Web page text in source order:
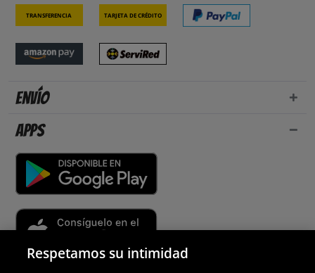
Transferencia Tarjeta de crédito
Envío
Apps
Respetamos su intimidad